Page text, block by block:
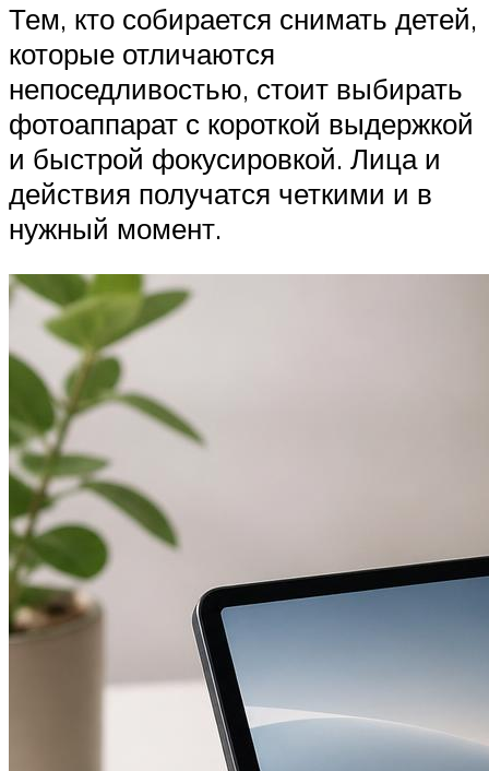
Тем, кто собирается снимать детей,
которые отличаются
непоседливостью, стоит выбирать
фотоаппарат с короткой выдержкой
и быстрой фокусировкой. Лица и
действия получатся четкими и в
нужный момент.